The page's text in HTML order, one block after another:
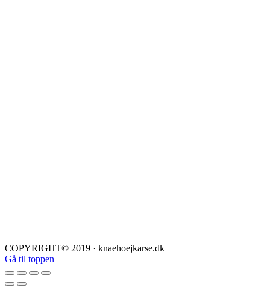
COPYRIGHT© 2019 · knaehoejkarse.dk
Gå til toppen